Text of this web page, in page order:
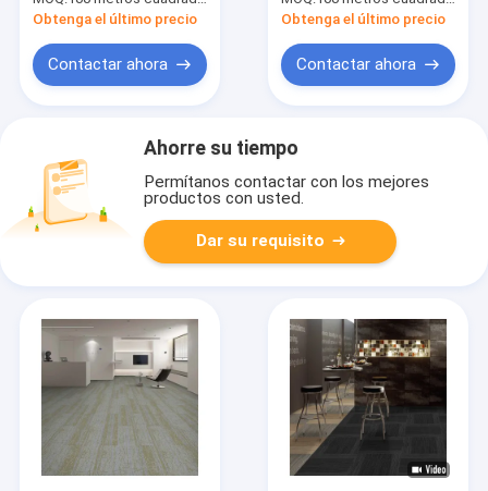
Customzied
Obtenga el último precio
Contactar ahora
Obtenga el último precio
Contactar ahora
Ahorre su tiempo
Permítanos contactar con los mejores
productos con usted.
Dar su requisito